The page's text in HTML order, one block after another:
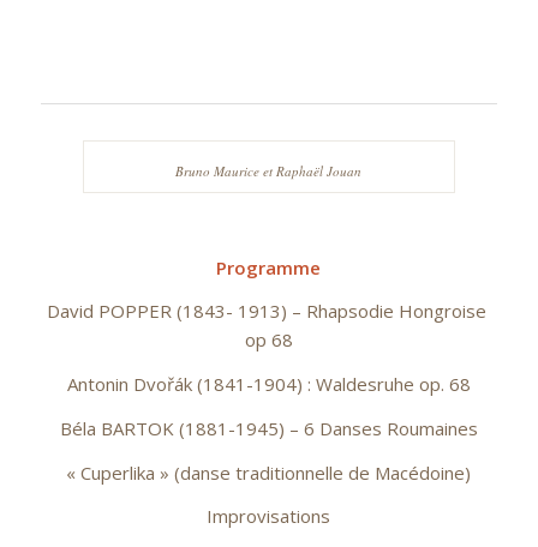
Bruno Maurice et Raphaël Jouan
Programme
David POPPER (1843- 1913) – Rhapsodie Hongroise
op 68
Antonin Dvořák (1841-1904) : Waldesruhe op. 68
Béla BARTOK (1881-1945) – 6 Danses Roumaines
« Cuperlika » (danse traditionnelle de Macédoine)
Improvisations